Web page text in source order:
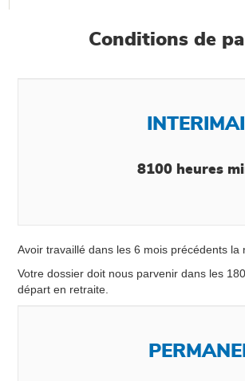
Conditions de
8100 heures
Avoir travaillé dans les 6 mois précédents
Votre dossier doit nous parvenir dans les
départ en retraite.